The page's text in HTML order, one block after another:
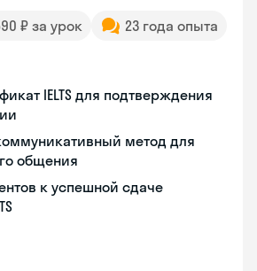
₽ за урок
23 года опыта
IELTS для подтверждения
метод для
общения
к успешной сдаче